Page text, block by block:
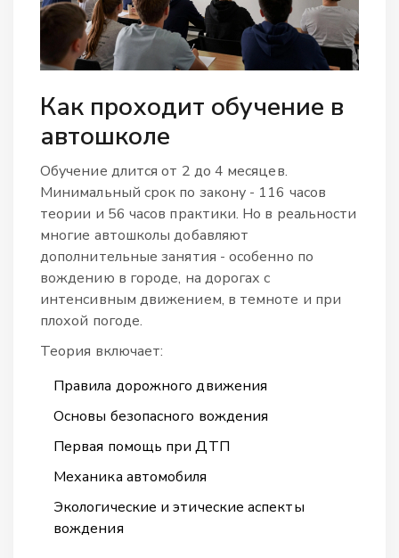
Как проходит обучение в
автошколе
Обучение длится от 2 до 4 месяцев.
Минимальный срок по закону - 116 часов
теории и 56 часов практики. Но в реальности
многие автошколы добавляют
дополнительные занятия - особенно по
вождению в городе, на дорогах с
интенсивным движением, в темноте и при
плохой погоде.
Теория включает:
Правила дорожного движения
Основы безопасного вождения
Первая помощь при ДТП
Механика автомобиля
Экологические и этические аспекты
вождения